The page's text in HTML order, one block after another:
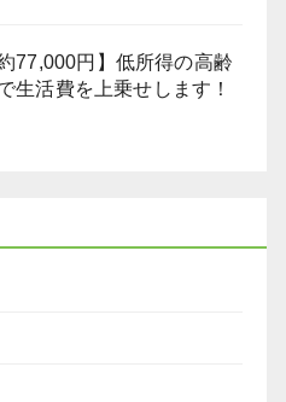
77,000円】低所得の高齢
生活費を上乗せします！